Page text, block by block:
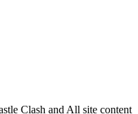
Clash and All site content